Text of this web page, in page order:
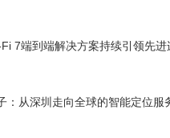
7端到端解决方案持续引领先
：从深圳走向全球的智能定位服